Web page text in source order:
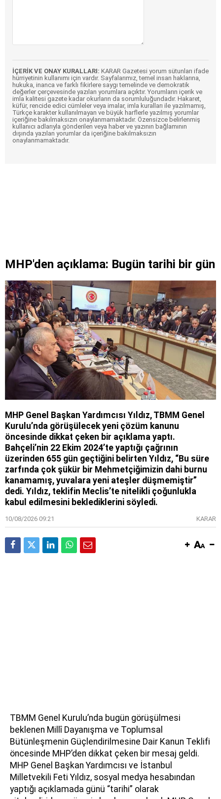
İÇERİK VE ONAY KURALLARI: KARAR Gazetesi yorum sütunları ifade
hürriyetinin kullanımı için vardır. Sayfalarımız, temel insan haklarına,
hukuka, inanca ve farklı fikirlere saygı temelinde ve demokratik
değerler çerçevesinde yazılan yorumlara açıktır. Yorumların içerik ve
imla kalitesi gazete kadar okurların da sorumluluğundadır. Hakaret,
küfür, rencide edici cümleler veya imalar, imla kuralları ile yazılmamış,
Türkçe karakter kullanılmayan ve büyük harflerle yazılmış yorumlar
içeriğine bakılmaksızın onaylanmamaktadır. Özensizce belirlenmiş
kullanıcı adlarıyla gönderilen veya haber ve yazının bağlamının
dışında yazılan yorumlar da içeriğine bakılmaksızın
onaylanmamaktadır.
MHP'den açıklama: Bugün tarihi bir gün
MHP Genel Başkan Yardımcısı Yıldız, TBMM Genel
Kurulu’nda görüşülecek yeni çözüm kanunu
öncesinde dikkat çeken bir açıklama yaptı.
Bahçeli’nin 22 Ekim 2024’te yaptığı çağrının
üzerinden 655 gün geçtiğini belirten Yıldız, “Bu süre
zarfında çok şükür bir Mehmetçiğimizin dahi burnu
kanamamış, yuvalara yeni ateşler düşmemiştir”
dedi. Yıldız, teklifin Meclis’te nitelikli çoğunlukla
kabul edilmesini beklediklerini söyledi.
10/08/2026 09:21 KARAR
TBMM Genel Kurulu’nda bugün görüşülmesi
beklenen Millî Dayanışma ve Toplumsal
Bütünleşmenin Güçlendirilmesine Dair Kanun Teklifi
öncesinde MHP’den dikkat çeken bir mesaj geldi.
MHP Genel Başkan Yardımcısı ve İstanbul
Milletvekili Feti Yıldız, sosyal medya hesabından
yaptığı açıklamada günü “tarihi” olarak